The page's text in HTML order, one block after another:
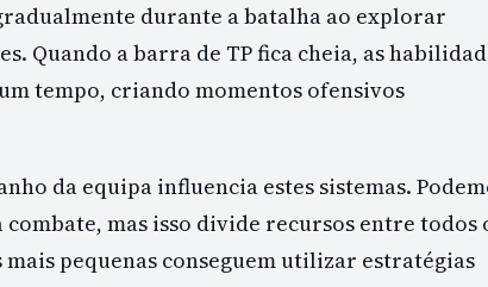
durante a batalha ao explorar
Quando a barra de TP fica cheia, as
tempo, criando momentos ofensivos
da equipa influencia estes sistemas.
mas isso divide recursos entre todos
pequenas conseguem utilizar estratégias